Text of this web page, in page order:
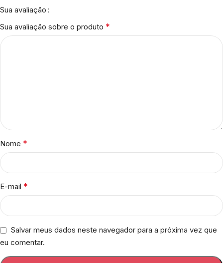
Sua avaliação
Sua avaliação sobre o produto *
Nome *
E-mail *
Salvar meus dados neste navegador para a próxima vez que
eu comentar.